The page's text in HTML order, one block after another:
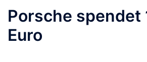
Porsche spendet
Euro